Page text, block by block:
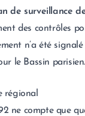
de surveillance
des contrôles
n’a été
le Bassin parisien.
régional
ne compte que